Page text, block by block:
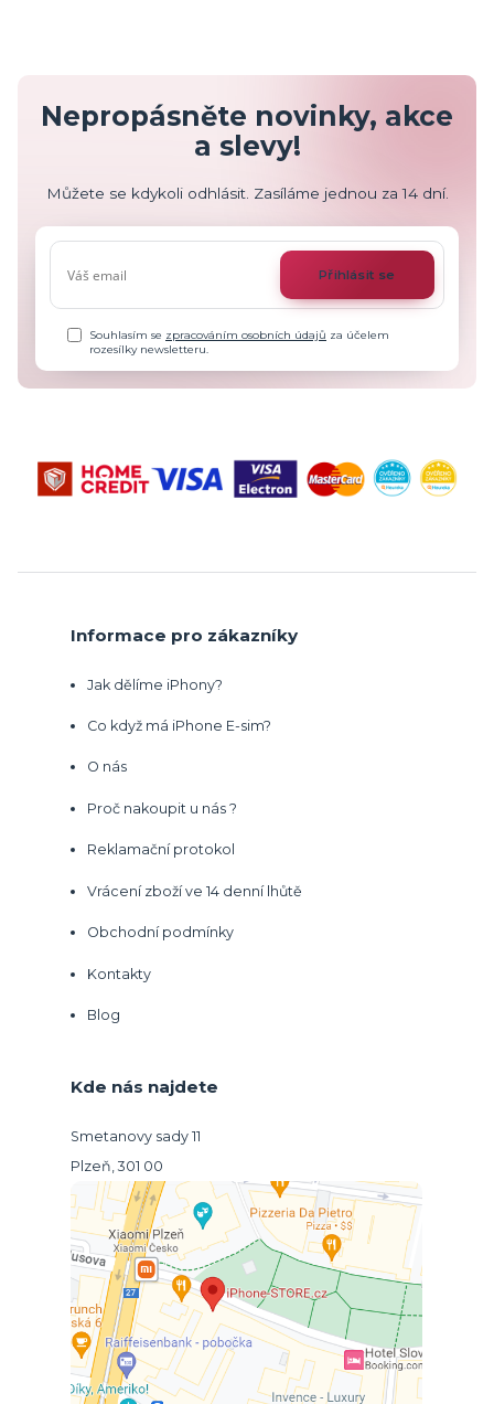
Nepropásněte novinky, akce
a slevy!
Můžete se kdykoli odhlásit. Zasíláme jednou za 14 dní.
Přihlásit se
Souhlasím se zpracováním osobních údajů za účelem
rozesílky newsletteru.
Informace pro zákazníky
Jak dělíme iPhony?
Co když má iPhone E-sim?
O nás
Proč nakoupit u nás ?
Reklamační protokol
Vrácení zboží ve 14 denní lhůtě
Obchodní podmínky
Kontakty
Blog
Kde nás najdete
Smetanovy sady 11
Plzeň, 301 00